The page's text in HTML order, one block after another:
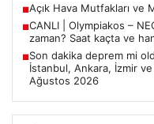
■Açık Hava Mutfakları ve
■CANLI | Olympiakos –
zaman? Saat kaçta ve
■Son dakika deprem mi
İstanbul, Ankara, İzmir
Ağustos 2026